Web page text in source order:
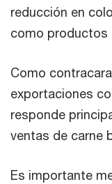
reducción en
como productos
Como
exportaciones
responde
ventas de carne
Es importante